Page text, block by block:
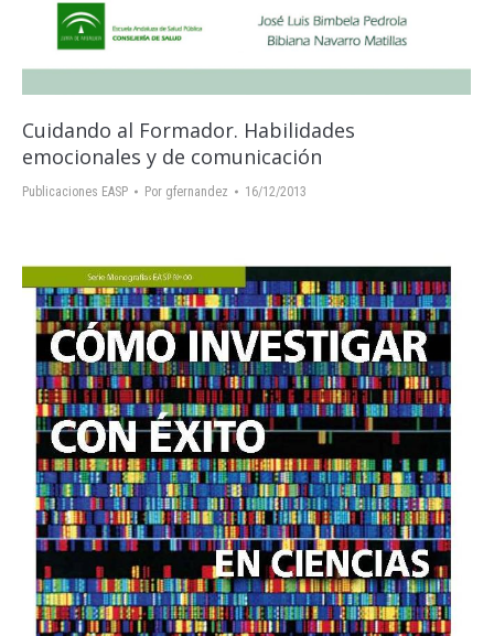
Cuidando al Formador. Habilidades
emocionales y de comunicación
Publicaciones EASP Por gfernandez 16/12/2013